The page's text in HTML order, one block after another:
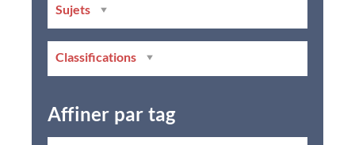
Sujets
Classifications
Affiner par tag